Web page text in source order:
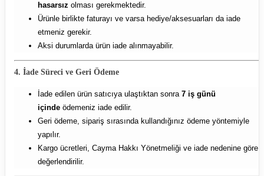
hasarsız olması gerekmektedir.
Ürünle birlikte faturayı ve varsa hediye/aksesuarları da iade
etmeniz gerekir.
Aksi durumlarda ürün iade alınmayabilir.
4. İade Süreci ve Geri Ödeme
İade edilen ürün satıcıya ulaştıktan sonra 7 iş günü
içinde ödemeniz iade edilir.
Geri ödeme, sipariş sırasında kullandığınız ödeme yöntemiyle
yapılır.
Kargo ücretleri, Cayma Hakkı Yönetmeliği ve iade nedenine göre
değerlendirilir.